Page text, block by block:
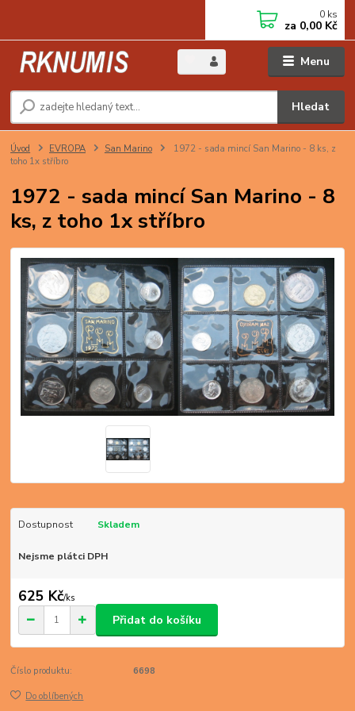
Menu
Hledat
0 ks
za 0,00 Kč
Úvod EVROPA San Marino
1972 - sada mincí San Marino - 8 ks, z
toho 1x stříbro
1972 - sada mincí San Marino - 8
ks, z toho 1x stříbro
Dostupnost Skladem
Nejsme plátci DPH
625 Kč/ks
Přidat do košíku
Číslo produktu: 6698
Do oblíbených